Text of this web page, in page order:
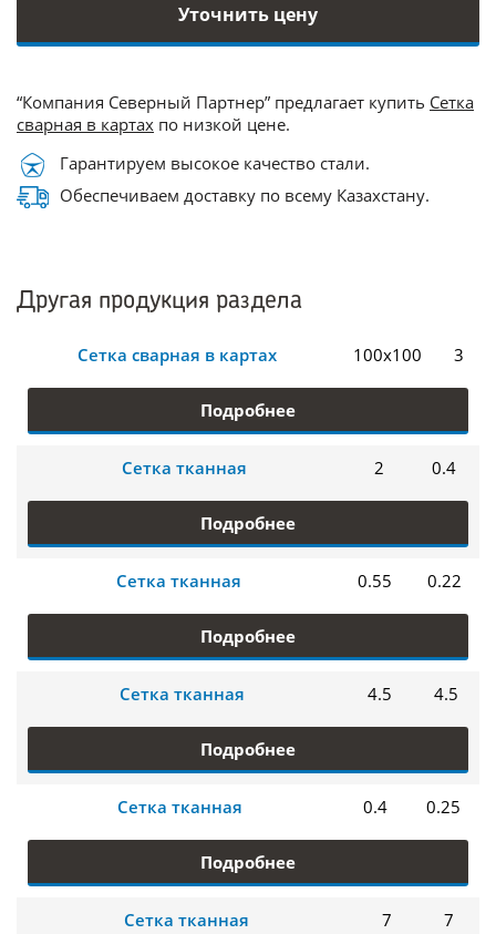
Уточнить цену
“Компания Северный Партнер” предлагает купить Сетка
сварная в картах по низкой цене.
Гарантируем высокое качество стали.
Обеспечиваем доставку по всему Казахстану.
Другая продукция раздела
Сетка сварная в картах 100х100 3
Подробнее
Сетка тканная 2 0.4
Подробнее
Сетка тканная 0.55 0.22
Подробнее
Сетка тканная 4.5 4.5
Подробнее
Сетка тканная 0.4 0.25
Подробнее
Сетка тканная 7 7